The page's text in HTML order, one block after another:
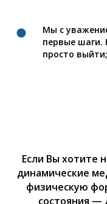
Мы с
первые
просто выйти;
Если Вы хотите
динамические
физическую
состояния —